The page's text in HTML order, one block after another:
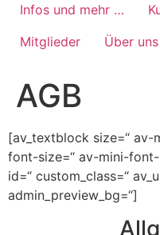
Infos und mehr …
Mitglieder
Über uns
AGB
[av_textblock size=“
font-size=“ av-mini-
id=“ custom_class=“
admin_preview_bg=“]